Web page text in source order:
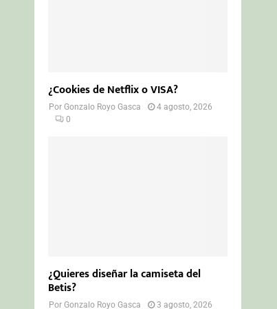
¿Cookies de Netflix o VISA?
PorGonzalo Royo Gasca
4 agosto, 2026
0
¿Quieres diseñar la camiseta del
Betis?
PorGonzalo Royo Gasca 3 agosto, 2026